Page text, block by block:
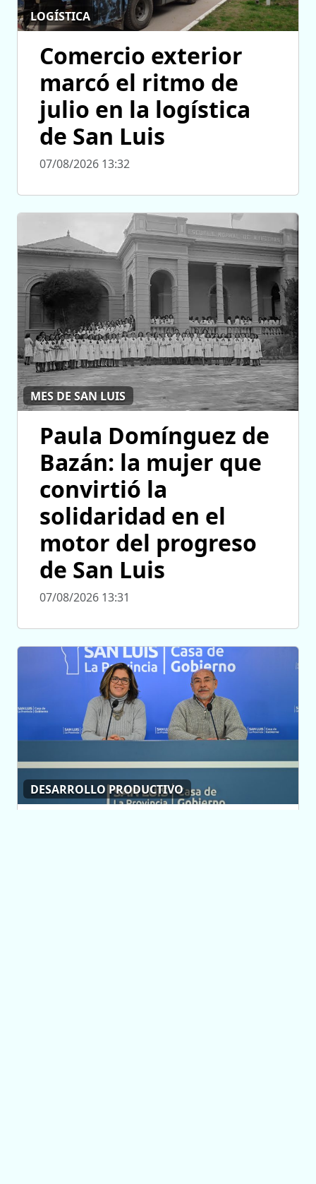
LOGÍSTICA
Comercio exterior
marcó el ritmo de
julio en la logística
de San Luis
07/08/2026 13:32
MES DE SAN LUIS
Paula Domínguez de
Bazán: la mujer que
convirtió la
solidaridad en el
motor del progreso
de San Luis
07/08/2026 13:31
DESARROLLO PRODUCTIVO